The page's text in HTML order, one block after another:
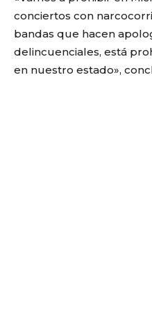
conciertos con
bandas que hacen
delincuenciales, está
en nuestro estado»,